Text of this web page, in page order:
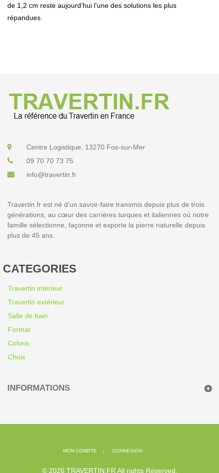
de 1,2 cm reste aujourd’hui l’une des solutions les plus
répandues.
Centre Logistique, 13270 Fos-sur-Mer
09 70 70 73 75
info@travertin.fr
Travertin.fr est né d’un savoir-faire transmis depuis plus de trois
générations, au cœur des carrières turques et italiennes où notre
famille sélectionne, façonne et exporte la pierre naturelle depuis
plus de 45 ans.
CATEGORIES
Travertin intérieur
Travertin extérieur
Salle de bain
Format
Coloris
Choix
INFORMATIONS
MON COMPTE CONNEXION
© 2026 TRAVERTIN.FR All rights Reserved.